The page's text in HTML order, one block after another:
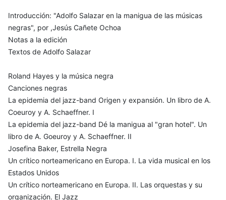
Introducción: "Adolfo Salazar en la manigua de las músicas
negras", por ,Jesús Cañete Ochoa
Notas a la edición
Textos de Adolfo Salazar
Roland Hayes y la música negra
Canciones negras
La epidemia del jazz-band Origen y expansión. Un libro de A.
Coeuroy y A. Schaeffner. I
La epidemia del jazz-band Dé la manigua al "gran hotel". Un
libro de A. Goeuroy y A. Schaeffner. II
Josefina Baker, Estrella Negra
Un crítico norteamericano en Europa. I. La vida musical en los
Estados Unidos
Un crítico norteamericano en Europa. II. Las orquestas y su
organización. El Jazz